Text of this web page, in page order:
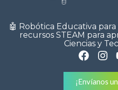
🤖 Robótica Educativa para
recursos STEAM para
Ciencias y
¡Envíanos